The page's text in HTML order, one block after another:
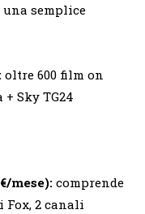
semplice
oltre 600 film on
Sky TG24
mese):comprende
Fox, 2 canali